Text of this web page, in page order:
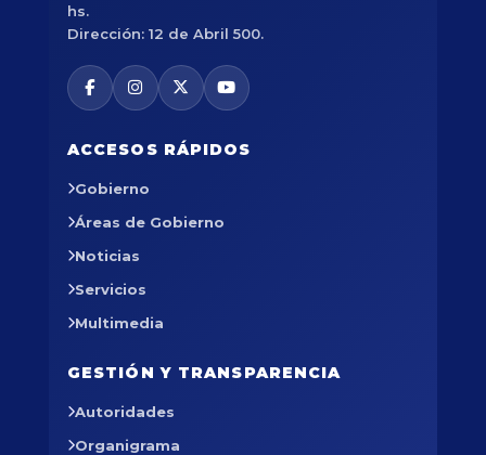
hs.
Dirección: 12 de Abril 500.
ACCESOS RÁPIDOS
Gobierno
Áreas de Gobierno
Noticias
Servicios
Multimedia
GESTIÓN Y TRANSPARENCIA
Autoridades
Organigrama